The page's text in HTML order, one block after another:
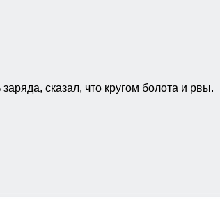
сказал, что кругом болота и рвы.